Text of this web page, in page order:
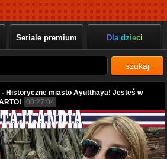
Seriale premium Dla dzieci
szukaj
Historyczne miasto Ayutthaya! Jesteś w
00:27:04